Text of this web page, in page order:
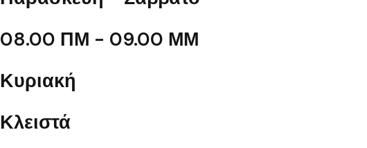
08.00 ΠΜ - 09.00 ΜΜ
Κυριακή
Κλειστά